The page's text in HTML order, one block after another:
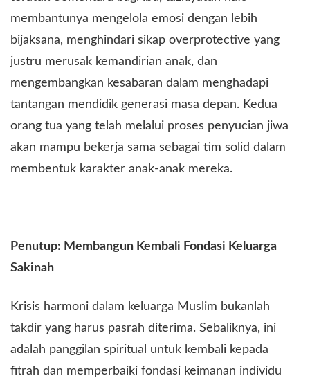
membantunya mengelola emosi dengan lebih
bijaksana, menghindari sikap overprotective yang
justru merusak kemandirian anak, dan
mengembangkan kesabaran dalam menghadapi
tantangan mendidik generasi masa depan. Kedua
orang tua yang telah melalui proses penyucian jiwa
akan mampu bekerja sama sebagai tim solid dalam
membentuk karakter anak-anak mereka.
Penutup: Membangun Kembali Fondasi Keluarga
Sakinah
Krisis harmoni dalam keluarga Muslim bukanlah
takdir yang harus pasrah diterima. Sebaliknya, ini
adalah panggilan spiritual untuk kembali kepada
fitrah dan memperbaiki fondasi keimanan individu